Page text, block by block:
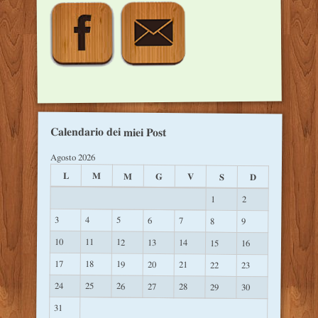
Calendario dei miei Post
Agosto 2026
L M M G V S D
1
2
3
4 5 6 7 8 9
10 11 12 13 14 15
16
17
18 19 20 21 22
23
24
25 26 27 28 29
30
31